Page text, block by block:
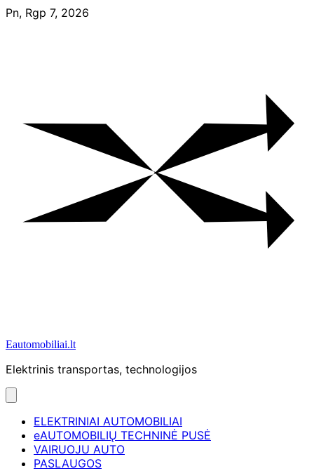
Skip
Pn, Rgp 7, 2026
Eautomobiliai.lt
Elektrinis transportas, technologijos
ELEKTRINIAI AUTOMOBILIAI
eAUTOMOBILIŲ TECHNINĖ PUSĖ
VAIRUOJU AUTO
PASLAUGOS